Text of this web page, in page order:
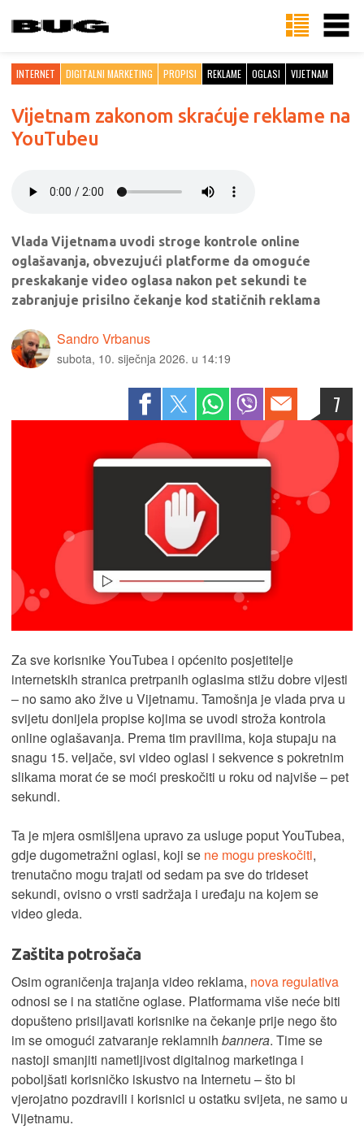
INTERNET DIGITALNI MARKETING PROPISI REKLAME OGLASI VIJETNAM
Vijetnam zakonom skraćuje reklame na
YouTubeu
Vlada Vijetnama uvodi stroge kontrole online
oglašavanja, obvezujući platforme da omoguće
preskakanje video oglasa nakon pet sekundi te
zabranjuje prisilno čekanje kod statičnih reklama
Sandro Vrbanus
subota, 10. siječnja 2026. u 14:19
7
Za sve korisnike YouTubea i općenito posjetitelje
internetskih stranica pretrpanih oglasima stižu dobre vijesti
– no samo ako žive u Vijetnamu. Tamošnja je vlada prva u
svijetu donijela propise kojima se uvodi stroža kontrola
online oglašavanja. Prema tim pravilima, koja stupaju na
snagu 15. veljače, svi video oglasi i sekvence s pokretnim
slikama morat će se moći preskočiti u roku od najviše – pet
sekundi.
Ta je mjera osmišljena upravo za usluge poput YouTubea,
gdje dugometražni oglasi, koji se ne mogu preskočiti,
trenutačno mogu trajati od sedam pa sve do trideset
sekundi, ovisno o vrsti sadržaja i uređaju na kojem se
video gleda.
Zaštita potrošača
Osim ograničenja trajanja video reklama, nova regulativa
odnosi se i na statične oglase. Platformama više neće biti
dopušteno prisiljavati korisnike na čekanje prije nego što
im se omogući zatvaranje reklamnih bannera. Time se
nastoji smanjiti nametljivost digitalnog marketinga i
poboljšati korisničko iskustvo na Internetu – što bi
vjerojatno pozdravili i korisnici u ostatku svijeta, ne samo u
Vijetnamu.